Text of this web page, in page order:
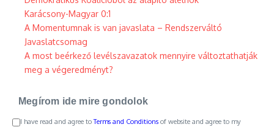
Karácsony-Magyar 0:1
A Momentumnak is van javaslata – Rendszerváltó
Javaslatcsomag
A most beérkező levélszavazatok mennyire változtathatják
meg a végeredményt?
Megírom ide mire gondolok
I have read and agree toTerms and Conditions of website and agree to my